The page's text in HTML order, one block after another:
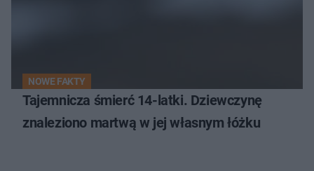
NOWE FAKTY
Tajemnicza śmierć 14-latki. Dziewczynę
znaleziono martwą w jej własnym łóżku